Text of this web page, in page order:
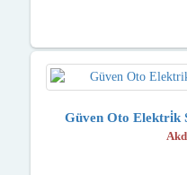
Güven Oto Elektri̇k